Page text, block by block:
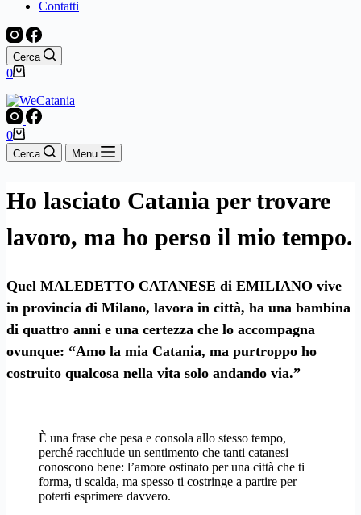
Contatti
Cerca
Carrello
0
Carrello
0
Cerca Menu
Ho lasciato Catania per trovare
lavoro, ma ho perso il mio tempo.
Quel MALEDETTO CATANESE di EMILIANO vive
in provincia di Milano, lavora in città, ha una bambina
di quattro anni e una certezza che lo accompagna
ovunque: “Amo la mia Catania, ma purtroppo ho
costruito qualcosa nella vita solo andando via.”
È una frase che pesa e consola allo stesso tempo,
perché racchiude un sentimento che tanti catanesi
conoscono bene: l’amore ostinato per una città che ti
forma, ti scalda, ma spesso ti costringe a partire per
poterti esprimere davvero.